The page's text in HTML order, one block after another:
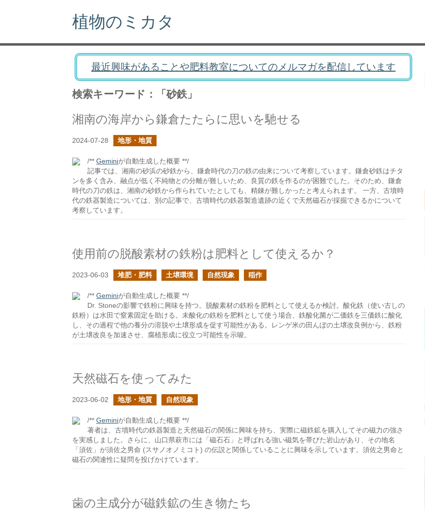
植物のミカタ
最近興味があることや肥料教室についてのメルマガを配信しています
検索キーワード：「砂鉄」
湘南の海岸から鎌倉たたらに思いを馳せる
2024-07-28 地形・地質
/** Geminiが自動生成した概要 **/
記事では、湘南の砂浜の砂鉄から、鎌倉時代の刀の鉄の由来について考察しています。鎌倉砂鉄はチタ
ンを多く含み、融点が低く不純物との分離が難しいため、良質の鉄を作るのが困難でした。そのため、鎌倉
時代の刀の鉄は、湘南の砂鉄から作られていたとしても、精錬が難しかったと考えられます。 一方、古墳時
代の鉄器製造については、別の記事で、古墳時代の鉄器製造遺跡の近くで天然磁石が採掘できるかについて
考察しています。
使用前の脱酸素材の鉄粉は肥料として使えるか？
2023-06-03 堆肥・肥料 土壌環境 自然現象 稲作
/** Geminiが自動生成した概要 **/
Dr. Stoneの影響で鉄粉に興味を持つ。脱酸素材の鉄粉を肥料として使えるか検討。酸化鉄（使い古しの
鉄粉）は水田で窒素固定を助ける。未酸化の鉄粉を肥料として使う場合、鉄酸化菌が二価鉄を三価鉄に酸化
し、その過程で他の養分の溶脱や土壌形成を促す可能性がある。レンゲ米の田んぼの土壌改良例から、鉄粉
が土壌改良を加速させ、腐植形成に役立つ可能性を示唆。
天然磁石を使ってみた
2023-06-02 地形・地質 自然現象
/** Geminiが自動生成した概要 **/
著者は、古墳時代の鉄器製造と天然磁石の関係に興味を持ち、実際に磁鉄鉱を購入してその磁力の強さ
を実感しました。さらに、山口県萩市には「磁石石」と呼ばれる強い磁気を帯びた岩山があり、その地名
「須佐」が須佐之男命 (スサノオノミコト) の伝説と関係していることに興味を示しています。須佐之男命と
磁石の関連性に疑問を投げかけています。
歯の主成分が磁鉄鉱の生き物たち